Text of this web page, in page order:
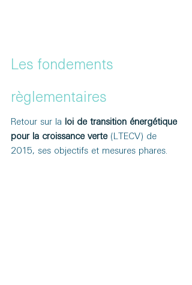
Les fondements
règlementaires
Retour sur la loi de transition énergétique
pour la croissance verte (LTECV) de
2015, ses objectifs et mesures phares.